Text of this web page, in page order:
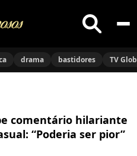
Buscar
no
drama bastidores TV
comentário hilariante
“Poderia ser pior”